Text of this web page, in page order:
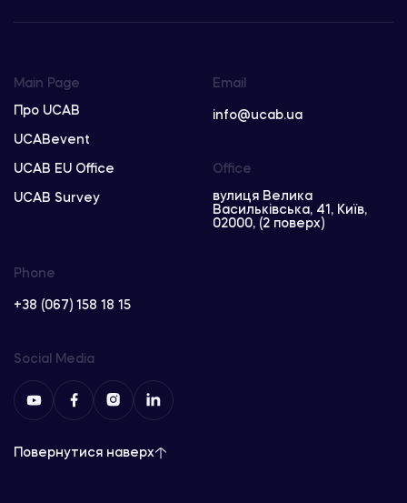
Main Page
Про UCAB
UCABevent
UCAB EU Office
UCAB Survey
Email
info@ucab.ua
Phone
+38 (067) 158 18 15
Office
вулиця Велика
Васильківська, 41, Київ,
02000, (2 поверх)
Social Media
Повернутися наверх